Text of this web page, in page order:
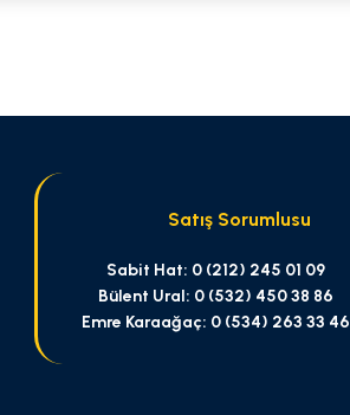
Satış Sorumlusu
Sabit Hat: 0 (212) 245 01 09
Bülent Ural: 0 (532) 450 38 86
Emre Karaağaç: 0 (534) 263 33 46